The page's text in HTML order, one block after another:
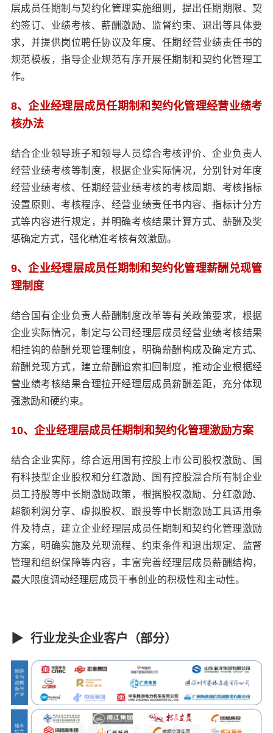
层成员任期制与契约化管理实施细则，提出任期期限、契
约签订、业绩考核、薪酬激励、监督约束、退出等具体要
求，并提供岗位聘任协议及年度、任期经营业绩责任书的
规范模板，指导企业规范有序开展任期制和契约化管理工
作。
8、企业经理层成员任期制和契约化管理经营业绩考
核办法
结合企业领导班子和领导人员综合考核评价、企业负责人
经营业绩考核等制度，根据企业实际情况，分别针对年度
经营业绩考核、任期经营业绩考核的考核周期、考核指标
设置原则、考核程序、经营业绩责任书内容、指标计分方
式等内容进行规定，并明确考核结果计算方式、薪酬及奖
惩确定方式，强化精准考核有效激励。
9、企业经理层成员任期制和契约化管理薪酬兑现管
理制度
结合国有企业负责人薪酬制度改革等有关政策要求，根据
企业实际情况，制定与公司经理层成员经营业绩考核结果
相挂钩的薪酬兑现管理制度，明确薪酬构成及确定方式、
薪酬兑现方式，建立薪酬追索扣回制度，推动企业根据经
营业绩考核结果合理拉开经理层成员薪酬差距，充分体现
强激励和硬约束。
10、企业经理层成员任期制和契约化管理激励方案
结合企业实际，综合运用国有控股上市公司股权激励、国
有科技型企业股权和分红激励、国有控股混合所有制企业
员工持股等中长期激励政策，根据股权激励、分红激励、
超额利润分享、虚拟股权、跟投等中长期激励工具适用条
件及特点，建立企业经理层成员任期制和契约化管理激励
方案，明确实施及兑现流程、约束条件和退出规定、监督
管理和组织保障等内容，丰富完善经理层成员薪酬结构，
最大限度调动经理层成员干事创业的积极性和主动性。
▶ 行业龙头企业客户（部分）